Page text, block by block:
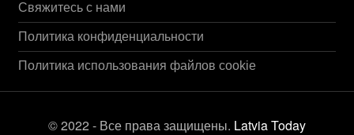
Свяжитесь с нами
Политика конфиденциальности
Политика использования файлов cookie
© 2022 - Все права защищены. Latvia Today